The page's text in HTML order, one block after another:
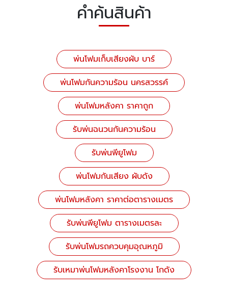
คำค้นสินค้า
พ่นโฟมเก็บเสียงผับ บาร์
พ่นโฟมกันความร้อน นครสวรรค์
พ่นโฟมหลังคา ราคาถูก
รับพ่นฉนวนกันความร้อน
รับพ่นพียูโฟม
พ่นโฟมกันเสียง ผับดัง
พ่นโฟมหลังคา ราคาต่อตารางเมตร
รับพ่นพียูโฟม ตารางเมตรละ
รับพ่นโฟมรถควบคุมอุณหภูมิ
รับเหมาพ่นโฟมหลังคาโรงงาน โกดัง